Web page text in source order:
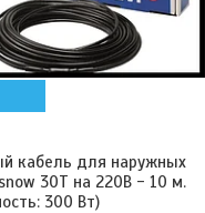
кабель для наружных
30T на 220В - 10 м.
300 Вт)